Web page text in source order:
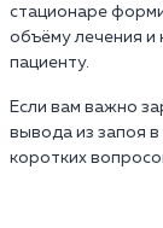
стационаре
объёму лечения и
пациенту.
Если вам важно
вывода из запоя
коротких